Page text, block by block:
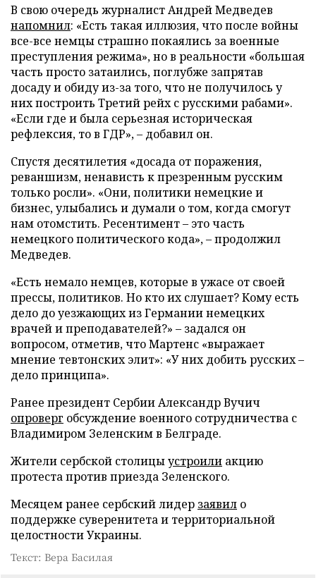
В свою очередь журналист Андрей Медведев
напомнил: «Есть такая иллюзия, что после войны
все-все немцы страшно покаялись за военные
преступления режима», но в реальности «большая
часть просто затаились, поглубже запрятав
досаду и обиду из-за того, что не получилось у
них построить Третий рейх с русскими рабами».
«Если где и была серьезная историческая
рефлексия, то в ГДР», – добавил он.
Спустя десятилетия «досада от поражения,
реваншизм, ненависть к презренным русским
только росли». «Они, политики немецкие и
бизнес, улыбались и думали о том, когда смогут
нам отомстить. Ресентимент – это часть
немецкого политического кода», – продолжил
Медведев.
«Есть немало немцев, которые в ужасе от своей
прессы, политиков. Но кто их слушает? Кому есть
дело до уезжающих из Германии немецких
врачей и преподавателей?» – задался он
вопросом, отметив, что Мартенс «выражает
мнение тевтонских элит»: «У них добить русских –
дело принципа».
Ранее президент Сербии Александр Вучич
опроверг обсуждение военного сотрудничества с
Владимиром Зеленским в Белграде.
Жители сербской столицыустроили акцию
протеста против приезда Зеленского.
Месяцем ранее сербский лидер заявил о
поддержке суверенитета и территориальной
целостности Украины.
Текст: Вера Басилая